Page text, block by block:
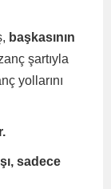
başkasının
şartıyla
yollarını
sadece